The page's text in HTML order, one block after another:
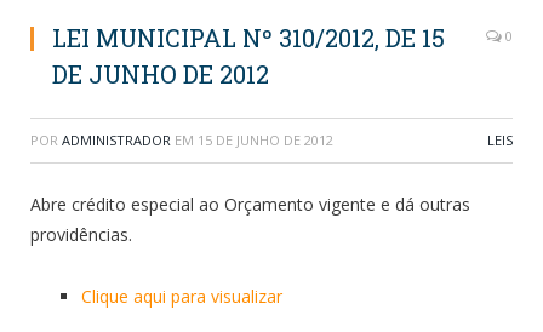
LEI MUNICIPAL Nº 310/2012, DE 15
DE JUNHO DE 2012
0
POR ADMINISTRADOR EM 15 DE JUNHO DE 2012 LEIS
Abre crédito especial ao Orçamento vigente e dá outras
providências.
Clique aqui para visualizar